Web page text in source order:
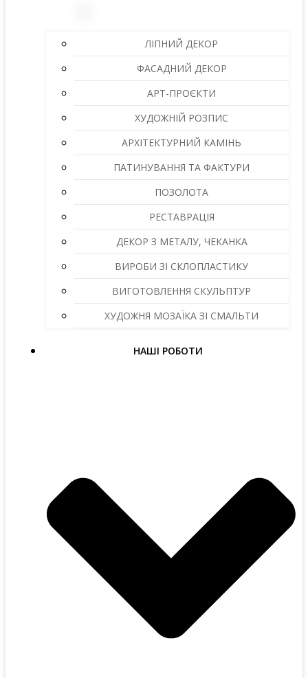
ЛІПНИЙ ДЕКОР
ФАСАДНИЙ ДЕКОР
АРТ-ПРОЄКТИ
ХУДОЖНІЙ РОЗПИС
АРХІТЕКТУРНИЙ КАМІНЬ
ПАТИНУВАННЯ ТА ФАКТУРИ
ПОЗОЛОТА
РЕСТАВРАЦІЯ
ДЕКОР З МЕТАЛУ, ЧЕКАНКА
ВИРОБИ ЗІ СКЛОПЛАСТИКУ
ВИГОТОВЛЕННЯ СКУЛЬПТУР
ХУДОЖНЯ МОЗАЇКА ЗІ СМАЛЬТИ
НАШІ РОБОТИ